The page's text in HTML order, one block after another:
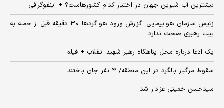
بیشترین آب شیرین جهان در اختیار کدام کشورهاست؟ + اینفوگرافی
زئیس سازمان هواپیمایی: گزارش ورود هواگردها ٣٠ دقیقه قبل از حمله به
بیت رهبری صحت ندارد
یک ادعا درباره محل پناهگاه‌ رهبر شهید انقلاب + فیلم
سقوط مرگبار بالگرد در این منطقه/ ۴ نفر جان باختند
سیدحسن خمینی عزادار شد